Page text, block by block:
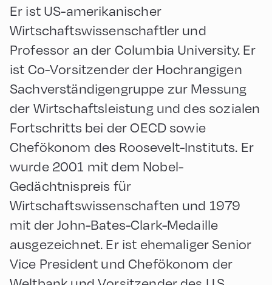
Er ist US-amerikanischer
Wirtschaftswissenschaftler und
Professor an der Columbia University. Er
ist Co-Vorsitzender der Hochrangigen
Sachverständigengruppe zur Messung
der Wirtschaftsleistung und des sozialen
Fortschritts bei der OECD sowie
Chefökonom des Roosevelt-Instituts. Er
wurde 2001 mit dem Nobel-
Gedächtnispreis für
Wirtschaftswissenschaften und 1979
mit der John-Bates-Clark-Medaille
ausgezeichnet. Er ist ehemaliger Senior
Vice President und Chefökonom der